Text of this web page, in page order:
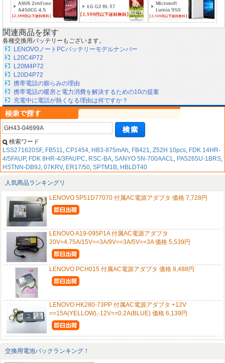
関連商品を探す
各種交換用バッテリーもございます。
LENOVOノートPCバッテリーモデルナンバー
L20C4P72
L20M4P72
L20D4P72
携帯電話の膨らみの理由
携帯電話の暖房と電力消費を解決するための10の提案
充電中に電話が熱くなる理由は何ですか？
検索ワード
LSS271620SF, FB511, CP1454, HB3-875mAh, FB421, Z52H 10pcs, FDK 14HR-
4/5FAUP, FDK 8HR-4/3FAUPC, RSC-BA, SANYO 5N-700AACL, PA5265U-1BRS,
HSTNN-DB9J, 07KRV, ER17/50, SPTM1B, HBLDT40
人気商品ランキングリ
LENOVO 5P51D77070 付属AC電源アダプタ 価格 7,728円
LENOVO A19-095P1A 付属AC電源アダプタ
20V=4.75A/15V==3A/9V==3A/5V==3A 価格 5,539円
LENOVO PCH015 付属AC電源アダプタ 価格 8,488円
LENOVO HK280-73PP 付属AC電源アダプタ +12V
==15A(YELLOW),-12V==0.2A(BLUE) 価格 6,139円
交換用電池パックランキング！